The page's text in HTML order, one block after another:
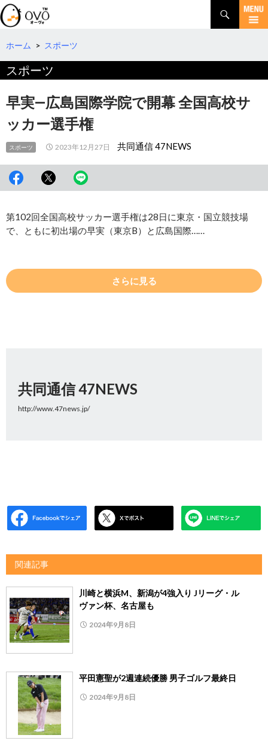
検
索
コ
テ
へ
動
ホーム > スポーツ
スポーツ
早実―広島国際学院で開幕 全国高校サ
ッカー選手権
スポーツ 2023年12月27日 共同通信 47NEWS
第102回全国高校サッカー選手権は28日に東京・国立競技場
で、ともに初出場の早実（東京B）と広島国際……
さらに見る
共同通信 47NEWS
http://www.47news.jp/
関連記事
川崎と横浜M、新潟が4強入り Jリーグ・ル
ヴァン杯、名古屋も
2024年9月8日
平田憲聖が2週連続優勝 男子ゴルフ最終日
2024年9月8日